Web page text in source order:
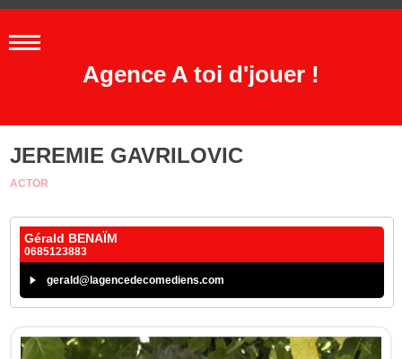
Agence A toi d'jouer !
JEREMIE GAVRILOVIC
ACTOR
Gérald BENAÏM
0685123883
gerald@lagencedecomediens.com